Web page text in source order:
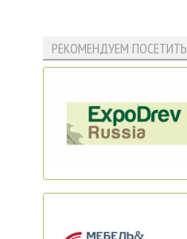
РЕКОМЕНДУЕМ ПОСЕТИТЬ